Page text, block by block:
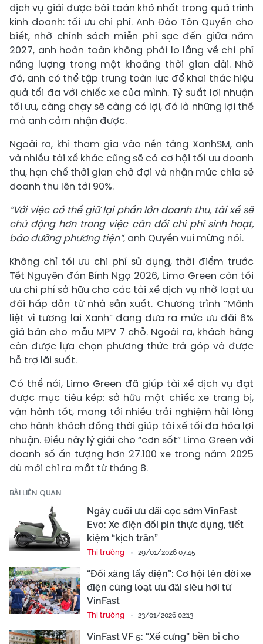
dịch vụ giải được bài toán khó nhất trong quá trình
kinh doanh: tối ưu chi phí. Anh Đào Tôn Quyền cho
biết, nhờ chính sách miễn phí sạc đến giữa năm
2027, anh hoàn toàn không phải lo lắng về chi phí
năng lượng trong một khoảng thời gian dài. Nhờ
đó, anh có thể tập trung toàn lực để khai thác hiệu
quả tối đa với chiếc xe của mình. Tỷ suất lợi nhuận
tối ưu, càng chạy sẽ càng có lợi, đó là những lợi thế
mà anh cảm nhận được.
Ngoài ra, khi tham gia vào nền tảng XanhSM, anh
và nhiều tài xế khác cũng sẽ có cơ hội tối ưu doanh
thu, hạn chế thời gian chờ đợi và nhận mức chia sẻ
doanh thu lên tới 90%.
“Với việc có thể giữ lại phần lớn doanh thu, tài xế sẽ
chủ động hơn trong việc cân đối chi phí sinh hoạt,
bảo dưỡng phương tiện”, anh Quyền vui mừng nói.
Không chỉ tối ưu chi phí sử dụng, thời điểm trước
Tết Nguyên đán Bính Ngọ 2026, Limo Green còn tối
ưu chi phí sở hữu cho các tài xế dịch vụ nhờ loạt ưu
đãi hấp dẫn từ nhà sản xuất. Chương trình “Mãnh
liệt vì tương lai Xanh” đang đưa ra mức ưu đãi 6%
giá bán cho mẫu MPV 7 chỗ. Ngoài ra, khách hàng
còn được lựa chọn phương thức trả góp và được
hỗ trợ lãi suất.
Có thể nói, Limo Green đã giúp tài xế dịch vụ đạt
được mục tiêu kép: sở hữu một chiếc xe trang bị,
vận hành tốt, mang tới nhiều trải nghiệm hài lòng
cho hành khách đồng thời giúp tài xế tối đa hóa lợi
nhuận. Điều này lý giải cho “cơn sốt” Limo Green với
doanh số ấn tượng hơn 27.100 xe trong năm 2025
dù mới chỉ ra mắt từ tháng 8.
BÀI LIÊN QUAN
Ngày cuối ưu đãi cọc sớm VinFast
Evo: Xe điện đổi pin thực dụng, tiết
kiệm “kịch trần”
Thị trường 29/01/2026 07:45
“Đổi xăng lấy điện”: Cơ hội lên đời xe
điện cùng loạt ưu đãi siêu hời từ
VinFast
Thị trường 23/01/2026 02:13
VinFast VF 5: “Xế cưng” bền bỉ cho